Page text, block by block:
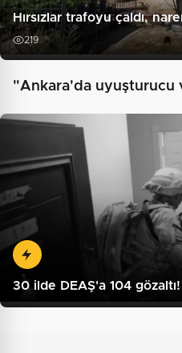
Hırsızlar trafoyu çaldı,
219
"Ankara'da uyuşturucu
30 ilde DEAŞ'a 104 gözaltı!